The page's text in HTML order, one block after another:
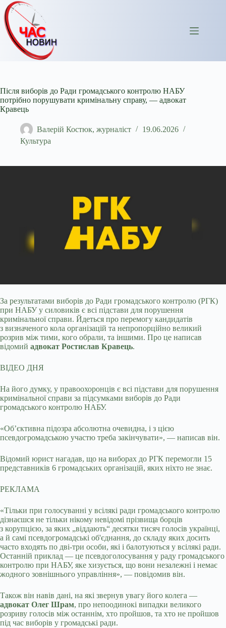
Перейти
до
вмісту
Після виборів до Ради громадського контролю НАБУ
потрібно порушувати кримінальну справу, — адвокат
Кравець
Валерій Костюк, журналіст
19.06.2026
Культура
За результатами виборів до Ради громадського контролю (РГК)
при НАБУ у силовиків є всі підстави для порушення
кримінальної справи. Йдеться про перемогу кандидатів
з визначеного кола організацій та непропорційно великий
розрив між тими, кого обрали, та іншими. Про це написав
відомий адвокат Ростислав Кравець.
ВІДЕО ДНЯ
На його думку, у правоохоронців є всі підстави для порушення
кримінальної справи за підсумками виборів до Ради
громадського контролю НАБУ.
«Обʼєктивна підозра абсолютна очевидна, і з цією
псевдогромадською участю треба закінчувати», — написав він.
Відомий юрист нагадав, що на виборах до РГК перемогли 15
представників 6 громадських організацій, яких ніхто не знає.
РЕКЛАМА
«Тільки при голосуванні у всілякі ради громадського контролю
дізнаєшся не тільки нікому невідомі прізвища борців
з корупцією, за яких „віддають“ десятки тисяч голосів українці,
а й самі псевдогромадські об'єднання, до складу яких досить
часто входять по дві-три особи, які і балотуються у всілякі ради.
Останній приклад — це псевдоголосування у раду громадського
контролю при НАБУ, яке хизується, що вони незалежні і немає
жодного зовнішнього управління», — повідомив він.
Також він навів дані, на які звернув увагу його колега —
адвокат Олег Шрам, про непоодинокі випадки великого
розриву голосів між останнім, хто пройшов, та хто не пройшов
під час виборів у громадські ради.